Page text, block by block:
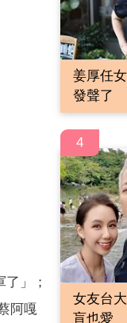
」；
阿嘎
姜厚任
發聲了
4
女友台
盲也愛